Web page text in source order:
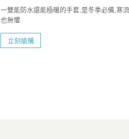
一雙能防水還能極暖的手套,是冬季必備,寒
也無懼
立刻搶購